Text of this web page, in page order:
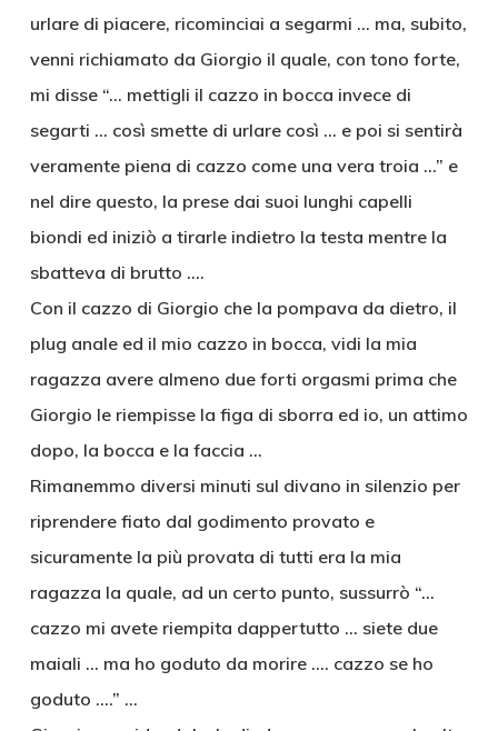
urlare di piacere, ricominciai a segarmi … ma, subito,
venni richiamato da Giorgio il quale, con tono forte,
mi disse “… mettigli il cazzo in bocca invece di
segarti … così smette di urlare così … e poi si sentirà
veramente piena di cazzo come una vera troia …” e
nel dire questo, la prese dai suoi lunghi capelli
biondi ed iniziò a tirarle indietro la testa mentre la
sbatteva di brutto ….
Con il cazzo di Giorgio che la pompava da dietro, il
plug anale ed il mio cazzo in bocca, vidi la mia
ragazza avere almeno due forti orgasmi prima che
Giorgio le riempisse la figa di sborra ed io, un attimo
dopo, la bocca e la faccia …
Rimanemmo diversi minuti sul divano in silenzio per
riprendere fiato dal godimento provato e
sicuramente la più provata di tutti era la mia
ragazza la quale, ad un certo punto, sussurrò “…
cazzo mi avete riempita dappertutto … siete due
maiali … ma ho goduto da morire …. cazzo se ho
goduto ….” …